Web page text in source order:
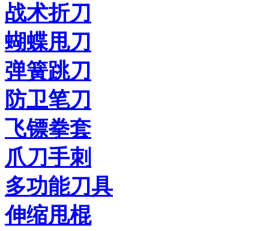
战术折刀
蝴蝶甩刀
弹簧跳刀
防卫笔刀
飞镖拳套
爪刀手刺
多功能刀具
伸缩甩棍